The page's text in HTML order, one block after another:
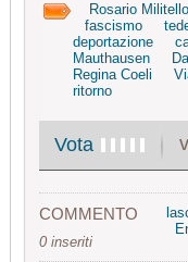
Rosario Militello
fascismo
deportazione
Mauthausen
Regina Coeli
ritorno
Vota
COMMENTO
0 inseriti